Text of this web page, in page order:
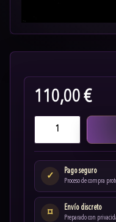
110,00 €
✓
Pago seguro
Proceso de compra
⌑
Envío discreto
Preparado con